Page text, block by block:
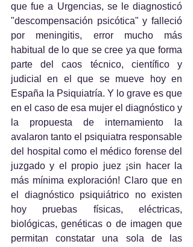
que fue a Urgencias, se le diagnosticó
"descompensación psicótica" y falleció
por meningitis, error mucho más
habitual de lo que se cree ya que forma
parte del caos técnico, científico y
judicial en el que se mueve hoy en
España la Psiquiatría. Y lo grave es que
en el caso de esa mujer el diagnóstico y
la propuesta de internamiento la
avalaron tanto el psiquiatra responsable
del hospital como el médico forense del
juzgado y el propio juez ¡sin hacer la
más mínima exploración! Claro que en
el diagnóstico psiquiátrico no existen
hoy pruebas físicas, eléctricas,
biológicas, genéticas o de imagen que
permitan constatar una sola de las